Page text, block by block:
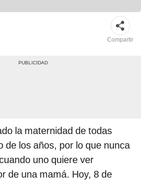
Compartir
la maternidad de todas
de los años, por lo que nunca
uno quiere ver
de una mamá. Hoy, 8 de